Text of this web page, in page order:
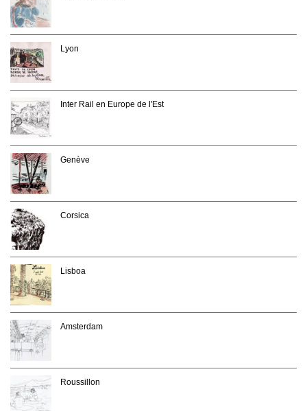
Lyon
Inter Rail en Europe de l'Est
Genève
Corsica
Lisboa
Amsterdam
Roussillon